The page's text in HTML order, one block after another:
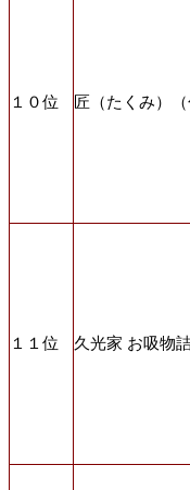
１０位 匠（たくみ）
１１位 久光家 お吸物